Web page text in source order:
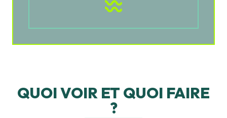
QUOI VOIR ET QUOI FAIRE
?